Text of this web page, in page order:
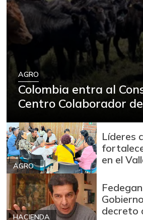
AGRO
Colombia entra al
Centro Colaborador
AGRO
Líderes
en el
HACIENDA
decreto